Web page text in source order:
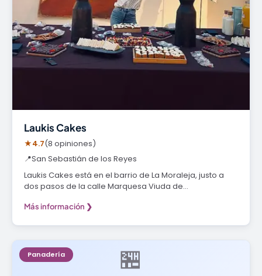
Laukis Cakes
★4.7(8 opiniones)
📍San Sebastián de los Reyes
Laukis Cakes está en el barrio de La Moraleja, justo a
dos pasos de la calle Marquesa Viuda de…
Más información ❯
🏪
Panadería